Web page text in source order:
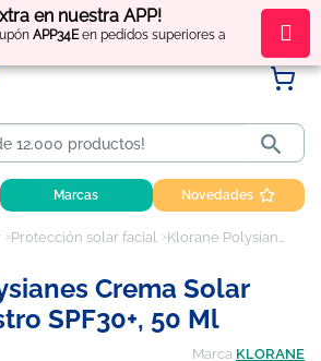
en nuestra APP!
APP34Een pedidos superiores a
y obténpuntos por tus compras

Marcas Novedades
Protección solar facial Klorane Polysianes Crema Solar Sublime Rostro SPF30+, 50 ml
Crema Solar
SPF30+, 50 Ml
Marca KLORANE